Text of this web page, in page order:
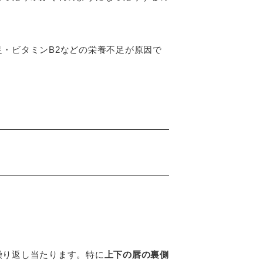
ビタミンB2などの栄養不足が原因で
返し当たります。特に 上下の唇の裏側